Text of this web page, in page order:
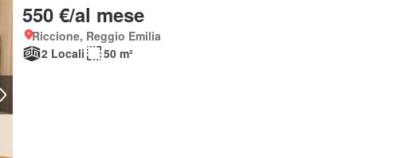
550 €/al mese
Riccione, Reggio Emilia
2 Locali
50 m²